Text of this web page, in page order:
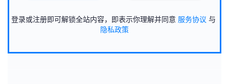
登录或注册即可解锁全站内容，即表示你理解并同意 服务协议 与
隐私政策